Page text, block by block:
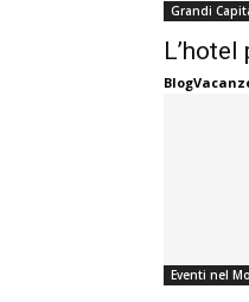
Grandi
Eventi nel